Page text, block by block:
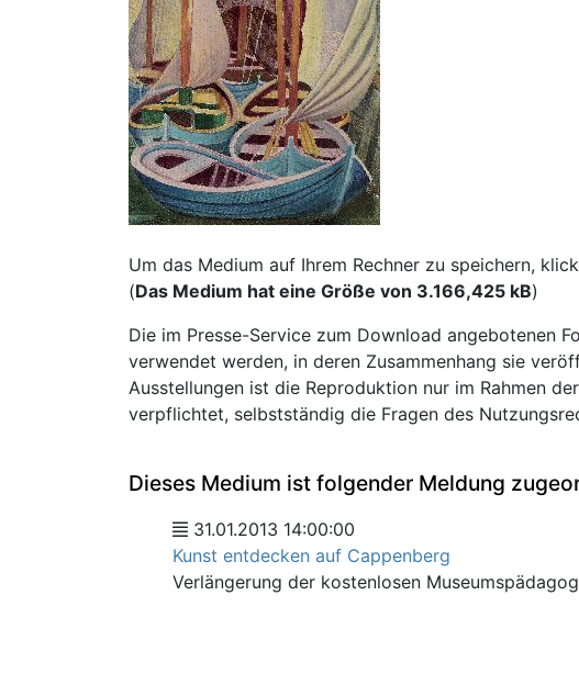
Um das Medium auf Ihrem Rechner zu speichern,
(Das Medium hat eine Größe von 3.166,425 kB)
Die im Presse-Service zum Download angebotenen
verwendet werden, in deren Zusammenhang sie
Ausstellungen ist die Reproduktion nur im Rahmen
verpflichtet, selbstständig die Fragen des
Dieses Medium ist folgender Meldung
31.01.2013 14:00:00
Kunst entdecken auf Cappenberg
Verlängerung der kostenlosen